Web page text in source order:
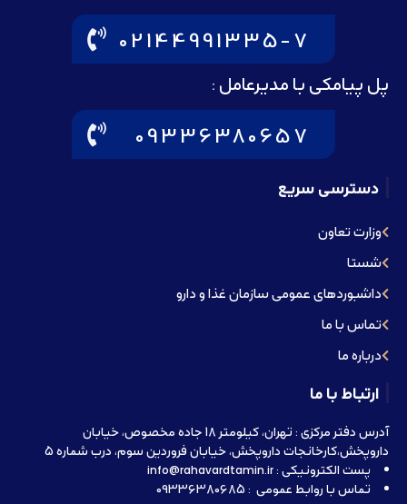
02144991335-7
پل پیامکی با مدیرعامل :
09336380657
دسترسی سریع
وزارت تعاون
شستا
داشبوردهای عمومی سازمان غذا و دارو
تماس با ما
درباره ما
ارتباط با ما
آدرس دفتر مرکزی : تهران، کیلومتر 18 جاده مخصوص، خیابان
داروپخش،کارخانجات داروپخش، خیابان فروردین سوم، درب شماره 5
پست الکترونیکی : info@rahavardtamin.ir
تماس با روابط عمومی : 09336380685